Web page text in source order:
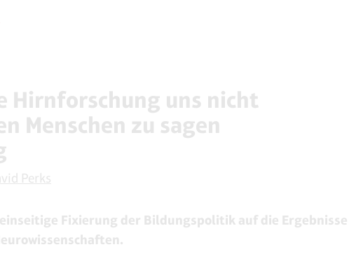
Hirnforschung uns nicht
Menschen zu sagen
Perks
Fixierung der Bildungspolitik auf die Ergebnisse